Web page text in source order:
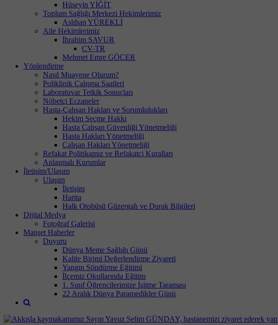
Hüseyin YİĞİT
Toplum Sağlığı Merkezi Hekimlerimiz
Aslıhan YÜREKLİ
Aile Hekimlerimiz
İbrahim SAVUR
CV-TR
Mehmet Emre GÖÇER
Yönlendirme
Nasıl Muayene Olurum?
Poliklinik Çalışma Saatleri
Laboratuvar Tetkik Sonuçları
Nöbetçi Eczaneler
Hasta-Çalışan Hakları ve Sorumlulukları
Hekim Seçme Hakkı
Hasta Çalışan Güvenliği Yönetmeliği
Hasta Hakları Yönetmeliği
Çalışan Hakları Yönetmeliği
Refakat Politikamız ve Refakatçi Kuralları
Anlaşmalı Kurumlar
İletişim/Ulaşım
Ulaşım
İletişim
Harita
Halk Otobüsü Güzergah ve Durak Bilgileri
Dijital Medya
Fotoğraf Galerisi
Manşet Haberler
Duyuru
Dünya Meme Sağlığı Günü
Kalite Birimi Değerlendirme Ziyareti
Yangın Söndürme Eğitimi
İlçemiz Okullarında Eğitim
1. Sınıf Öğrencilerimize İşitme Taraması
22 Aralık Dünya Paramedikler Günü